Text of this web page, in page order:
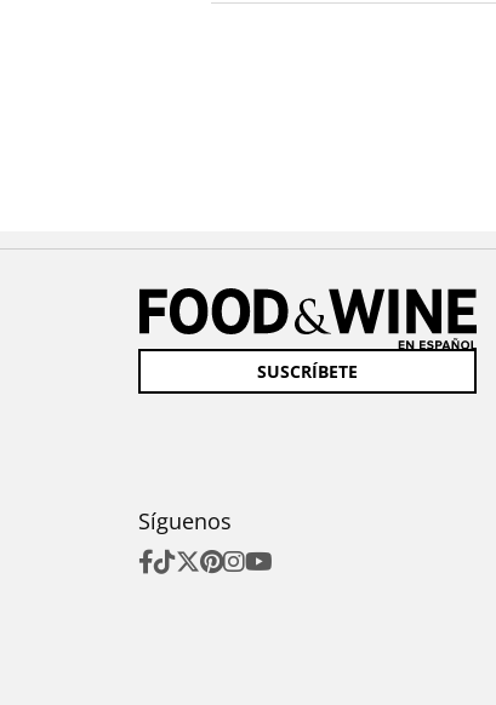
SUSCRÍBETE
Síguenos